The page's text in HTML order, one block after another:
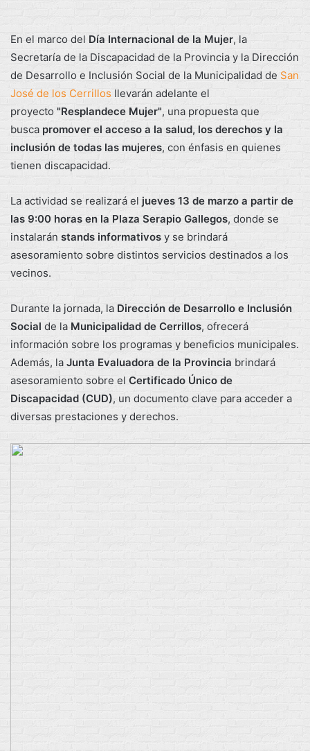
En el marco del Día Internacional de la Mujer, la
Secretaría de la Discapacidad de la Provincia y la Dirección
de Desarrollo e Inclusión Social de la Municipalidad de San
José de los Cerrillos llevarán adelante el
proyecto "Resplandece Mujer", una propuesta que
busca promover el acceso a la salud, los derechos y la
inclusión de todas las mujeres, con énfasis en quienes
tienen discapacidad.
La actividad se realizará el jueves 13 de marzo a partir de
las 9:00 horas en la Plaza Serapio Gallegos, donde se
instalarán stands informativos y se brindará
asesoramiento sobre distintos servicios destinados a los
vecinos.
Durante la jornada, la Dirección de Desarrollo e Inclusión
Social de la Municipalidad de Cerrillos, ofrecerá
información sobre los programas y beneficios municipales.
Además, la Junta Evaluadora de la Provincia brindará
asesoramiento sobre el Certificado Único de
Discapacidad (CUD), un documento clave para acceder a
diversas prestaciones y derechos.